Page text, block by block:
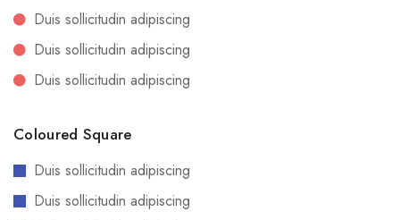
Duis sollicitudin adipiscing
Duis sollicitudin adipiscing
Duis sollicitudin adipiscing
Coloured Square
Duis sollicitudin adipiscing
Duis sollicitudin adipiscing